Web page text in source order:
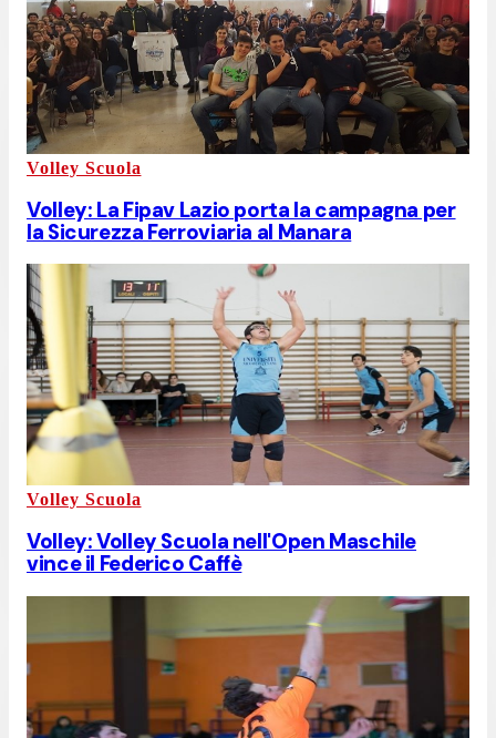
Volley Scuola
Volley: La Fipav Lazio porta la campagna per
la Sicurezza Ferroviaria al Manara
Volley Scuola
Volley: Volley Scuola nell'Open Maschile
vince il Federico Caffè